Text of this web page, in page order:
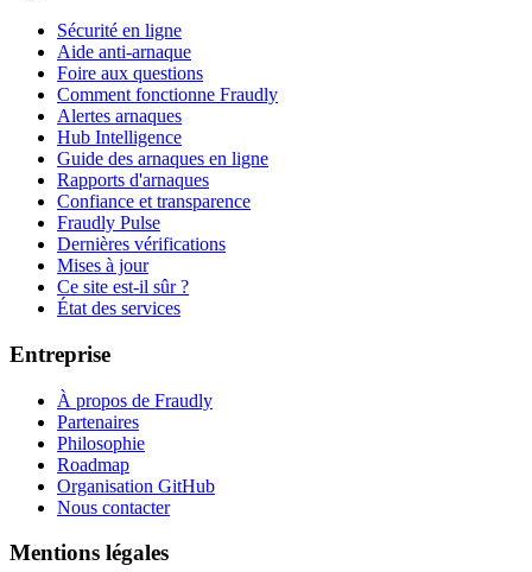
Sécurité en ligne
Aide anti-arnaque
Foire aux questions
Comment fonctionne Fraudly
Alertes arnaques
Hub Intelligence
Guide des arnaques en ligne
Rapports d'arnaques
Confiance et transparence
Fraudly Pulse
Dernières vérifications
Mises à jour
Ce site est-il sûr ?
État des services
Entreprise
À propos de Fraudly
Partenaires
Philosophie
Roadmap
Organisation GitHub
Nous contacter
Mentions légales